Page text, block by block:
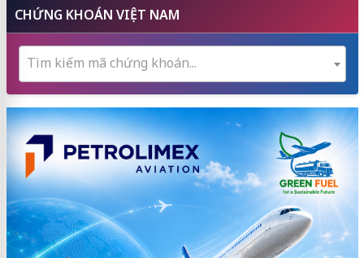
CHỨNG KHOÁN VIỆT NAM
Tìm kiếm mã chứng khoán...